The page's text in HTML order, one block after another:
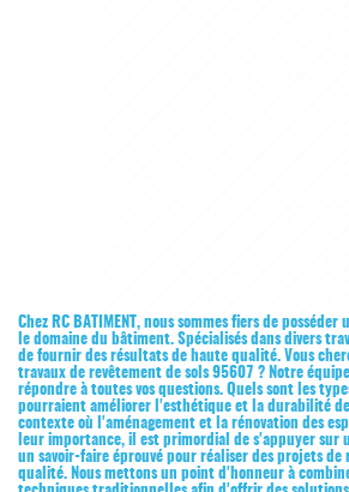
Chez RC BATIMENT, nous sommes fiers de
le domaine du bâtiment. Spécialisés dans divers
de fournir des résultats de haute qualité. Vous
travaux de revêtement de sols 95607 ? Notre
répondre à toutes vos questions. Quels sont les
pourraient améliorer l'esthétique et la durabilité
contexte où l'aménagement et la rénovation des
leur importance, il est primordial de s'appuyer sur
un savoir-faire éprouvé pour réaliser des projets de
qualité. Nous mettons un point d'honneur à